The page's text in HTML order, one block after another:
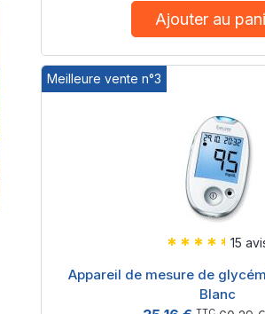
Ajouter au
Meilleure vente n°3
15
Appareil de mesure de
Blanc